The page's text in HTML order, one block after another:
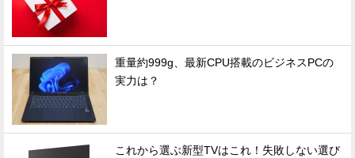
重量約999g、最新CPU搭載のビジネスPCの
実力は？
これから選ぶ新型TVはこれ！失敗しない選び